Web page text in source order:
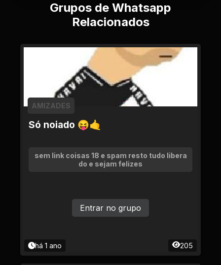
Grupos de Whatsapp
Relacionados
Só noiado 😝🤙
AMIZADES
sem link coisas 18 e spam resto tudo libera
do e sejam felizes
há 1 ano 205
Entrar no grupo